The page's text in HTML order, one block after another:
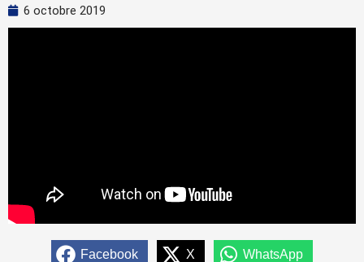
6 octobre 2019
Facebook X WhatsApp